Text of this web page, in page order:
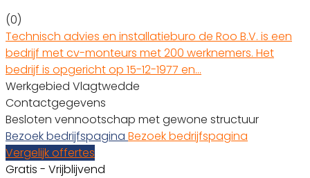
(0)
Technisch advies en installatieburo de Roo B.V. is een
bedrijf met cv-monteurs met 200 werknemers. Het
bedrijf is opgericht op 15-12-1977 en…
Werkgebied Vlagtwedde
Contactgegevens
Besloten vennootschap met gewone structuur
Bezoek bedrijfspagina Bezoek bedrijfspagina
Vergelijk offertes
Gratis - Vrijblijvend